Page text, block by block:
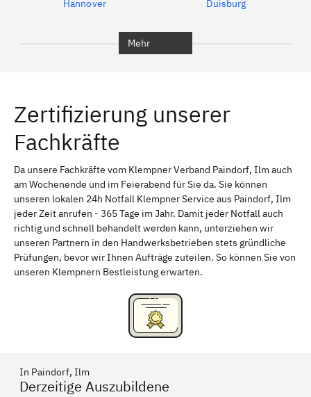
Hannover Duisburg
Erlangen Bamberg
Bayreuth
Schweinfurt Passau
Freising Rudelsdorf, Mittelfranken
Mehr
Zertifizierung unserer
Fachkräfte
Da unsere Fachkräfte vom Klempner Verband Paindorf, Ilm auch
am Wochenende und im Feierabend für Sie da. Sie können
unseren lokalen 24h Notfall Klempner Service aus Paindorf, Ilm
jeder Zeit anrufen - 365 Tage im Jahr. Damit jeder Notfall auch
richtig und schnell behandelt werden kann, unterziehen wir
unseren Partnern in den Handwerksbetrieben stets gründliche
Prüfungen, bevor wir Ihnen Aufträge zuteilen. So können Sie von
unseren Klempnern Bestleistung erwarten.
In Paindorf, Ilm
Derzeitige Auszubildene